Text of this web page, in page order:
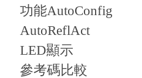
功能AutoConfig
AutoReflAct
LED顯示
參考碼比較